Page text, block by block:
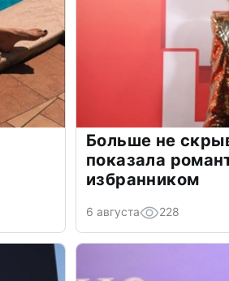
Больше не
показала
избранником
6 августа 228